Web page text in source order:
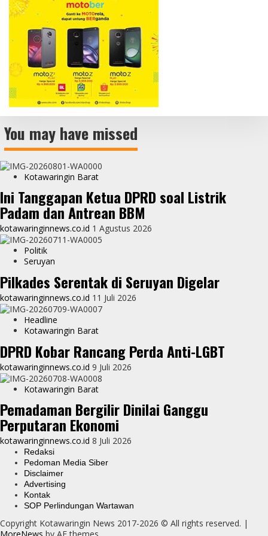
You may have missed
Kotawaringin Barat
Ini Tanggapan Ketua DPRD soal Listrik
Padam dan Antrean BBM
kotawaringinnews.co.id 1 Agustus 2026
Politik
Seruyan
Pilkades Serentak di Seruyan Digelar
kotawaringinnews.co.id 11 Juli 2026
Headline
Kotawaringin Barat
DPRD Kobar Rancang Perda Anti-LGBT
kotawaringinnews.co.id 9 Juli 2026
Kotawaringin Barat
Pemadaman Bergilir Dinilai Ganggu
Perputaran Ekonomi
kotawaringinnews.co.id 8 Juli 2026
Redaksi
Pedoman Media Siber
Disclaimer
Advertising
Kontak
SOP Perlindungan Wartawan
Copyright Kotawaringin News 2017-2026 © All rights reserved. |